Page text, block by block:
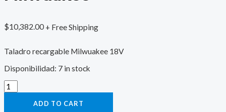
$10,382.00 + Free Shipping
Taladro recargable Milwuakee 18V
Disponibilidad: 7 in stock
ADD TO CART